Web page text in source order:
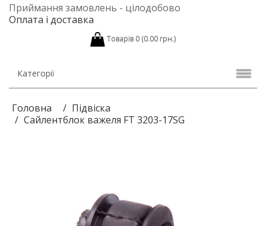
Приймання замовлень - цілодобово
Оплата і доставка
Товарів 0 (0.00 грн.)
Категорії
Головна
Підвіска
Сайлентблок важеля FT 3203-17SG